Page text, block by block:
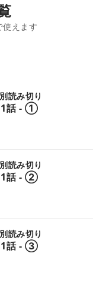
使えます
読み切り
1話 - ①
読み切り
1話 - ②
読み切り
1話 - ③